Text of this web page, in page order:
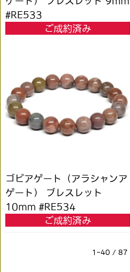
#RE533
ご成約済み
ゴビアゲート（アラシャンア
ゲート） ブレスレット
10mm #RE534
ご成約済み
1-40 / 87